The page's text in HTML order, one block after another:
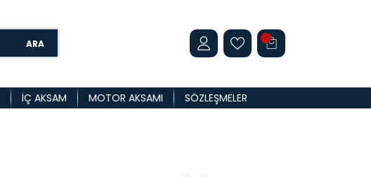
ARA
İÇ AKSAM MOTOR AKSAMI SÖZLEŞMELER